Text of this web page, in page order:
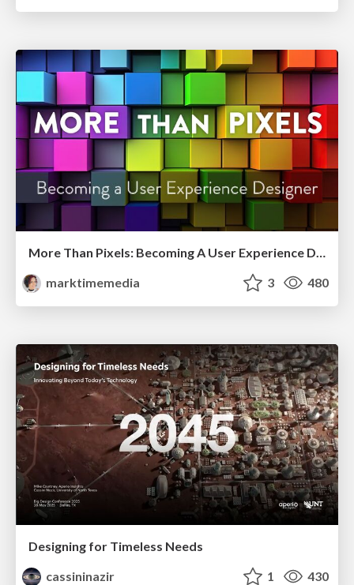
marktimemedia
3 480
Designing for Timeless Needs
cassininazir
1 430